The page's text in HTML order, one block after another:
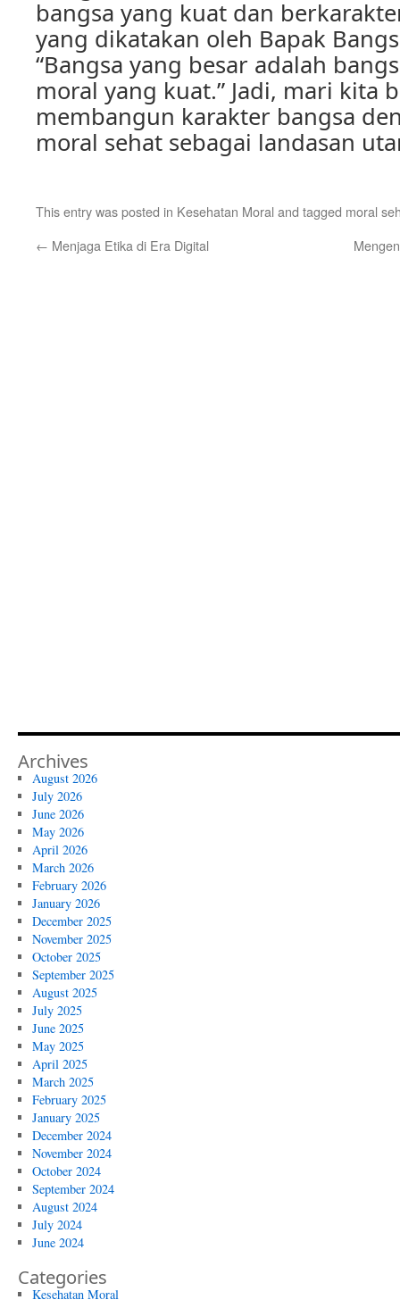
bangsa yang kuat dan
yang dikatakan oleh Bapak
“Bangsa yang besar adalah
moral yang kuat.” Jadi, mari kita
membangun karakter bangsa
moral sehat sebagai landasan
This entry was posted in Kesehatan Moral and tagged moral
← Menjaga Etika di Era Digital
Archives
August 2026
July 2026
June 2026
May 2026
April 2026
March 2026
February 2026
January 2026
December 2025
November 2025
October 2025
September 2025
August 2025
July 2025
June 2025
May 2025
April 2025
March 2025
February 2025
January 2025
December 2024
November 2024
October 2024
September 2024
August 2024
July 2024
June 2024
Categories
Kesehatan Moral